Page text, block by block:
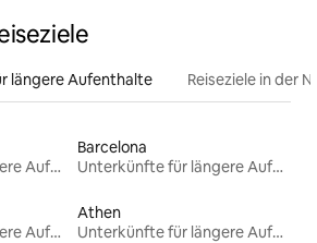
längere Aufenthalte Reiseziele in der
Unterkünfte für längere Aufenthalte
Barcelona
Unterkünfte für längere Aufenthalte
Unterkünfte für längere Aufenthalte
Athen
Unterkünfte für längere Aufenthalte